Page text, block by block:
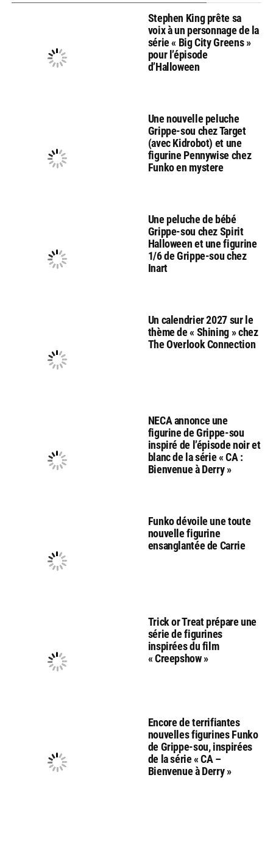
Stephen King prête sa
voix à un personnage de la
série « Big City Greens »
pour l’épisode
d’Halloween
Une nouvelle peluche
Grippe-sou chez Target
(avec Kidrobot) et une
figurine Pennywise chez
Funko en mystere
Une peluche de bébé
Grippe-sou chez Spirit
Halloween et une figurine
1/6 de Grippe-sou chez
Inart
Un calendrier 2027 sur le
thème de « Shining » chez
The Overlook Connection
NECA annonce une
figurine de Grippe-sou
inspiré de l’épisode noir et
blanc de la série « CA :
Bienvenue à Derry »
Funko dévoile une toute
nouvelle figurine
ensanglantée de Carrie
Trick or Treat prépare une
série de figurines
inspirées du film
« Creepshow »
Encore de terrifiantes
nouvelles figurines Funko
de Grippe-sou, inspirées
de la série « CA –
Bienvenue à Derry »